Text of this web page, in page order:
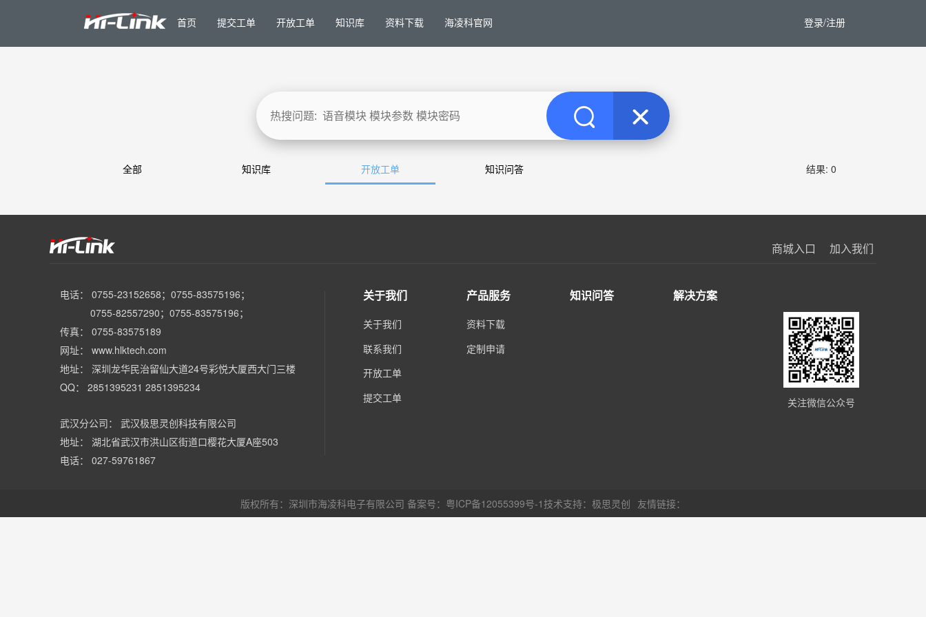
首页 提交工单 开放工单 知识库 资料下载 海凌科官网 登录/注册
全部 知识库 开放工单 知识问答 结果: 0
商城入口 加入我们
电话： 0755-23152658；0755-83575196；
0755-82557290；0755-83575196；
传真： 0755-83575189
网址： www.hlktech.com
地址： 深圳龙华民治留仙大道24号彩悦大厦西大门三楼
QQ： 2851395231 2851395234
武汉分公司： 武汉极思灵创科技有限公司
地址： 湖北省武汉市洪山区街道口樱花大厦A座503
电话： 027-59761867
关于我们
关于我们
联系我们
开放工单
提交工单
产品服务
资料下载
定制申请
知识问答 解决方案
关注微信公众号
版权所有：深圳市海凌科电子有限公司 备案号：粤ICP备12055399号-1技术支持： 极思灵创 友情链接：